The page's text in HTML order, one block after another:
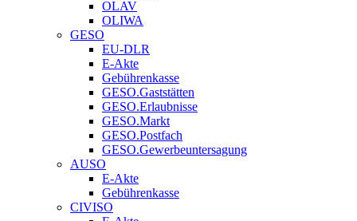
OLAV
OLIWA
GESO
EU-DLR
E-Akte
Gebührenkasse
GESO.Gaststätten
GESO.Erlaubnisse
GESO.Markt
GESO.Postfach
GESO.Gewerbeuntersagung
AUSO
E-Akte
Gebührenkasse
CIVISO